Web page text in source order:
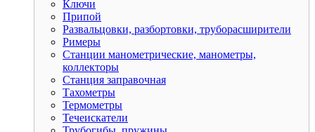
Ключи
Припой
Развальцовки, разбортовки, труборасширители
Римеры
Станции манометрические, манометры,
коллекторы
Станция заправочная
Тахометры
Термометры
Течеискатели